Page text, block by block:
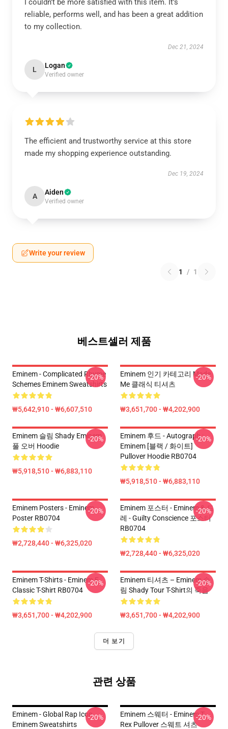
I couldn’t be more satisfied with this item. It’s
reliable, performs well, and has been a great addition
to my collection.
Dec 21, 2024
L Logan
Verified owner
The efficient and trustworthy service at this store
made my shopping experience outstanding.
Dec 19, 2024
A Aiden
Verified owner
Write your review
1 / 1
베스트셀러 제품
Eminem - Complicated Rhyme
Schemes Eminem Sweatshirts
₩5,642,910 - ₩6,607,510
-20%
Eminem 인기 카테고리 Made
Me 클래식 티셔츠
₩3,651,700 - ₩4,202,900
-20%
Eminem 슬림 Shady Eminem
풀 오버 Hoodie
₩5,918,510 - ₩6,883,110
-20%
Eminem 후드 - Autograph :
Eminem [블랙 / 화이트]
Pullover Hoodie RB0704
₩5,918,510 - ₩6,883,110
-20%
Eminem Posters - Eminem
Poster RB0704
₩2,728,440 - ₩6,325,020
-20%
Eminem 포스터 - Eminem & 드
레 - Guilty Conscience 포스터
RB0704
₩2,728,440 - ₩6,325,020
-20%
Eminem T-Shirts - Eminem E
Classic T-Shirt RB0704
₩3,651,700 - ₩4,202,900
-20%
Eminem 티셔츠 – Eminem 슬
림 Shady Tour T-Shirt의 죽음
₩3,651,700 - ₩4,202,900
-20%
더 보기
관련 상품
Eminem - Global Rap Icon
Eminem Sweatshirts
-20%
Eminem 스웨터 - Eminem T-
Rex Pullover 스웨트 셔츠
-20%